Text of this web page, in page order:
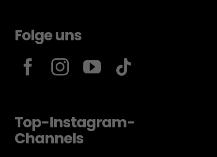
Folge uns
Top-Instagram-
Channels